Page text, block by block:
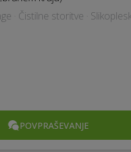
· Čistilne storitve ·
POVPRAŠEVANJE